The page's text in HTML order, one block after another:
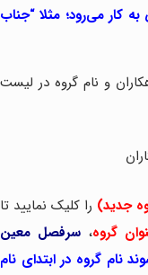
کار می‌رود؛ مثلا “جناب
و نام گروه در لیست
جدید) را کلیک نمایید تا
گروه، سرفصل معین
نام گروه در ابتدای نام